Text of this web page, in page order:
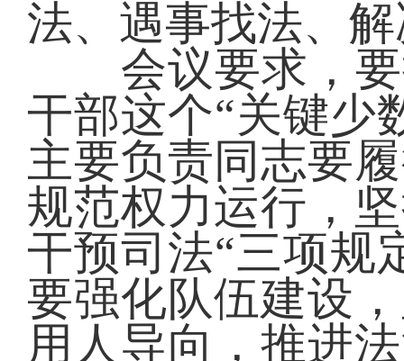
法、遇事找法、
会议要求，要
干部这个“关键少
主要负责同志要
规范权力运行，
干预司法“三项规
要强化队伍建设
用人导向，推进